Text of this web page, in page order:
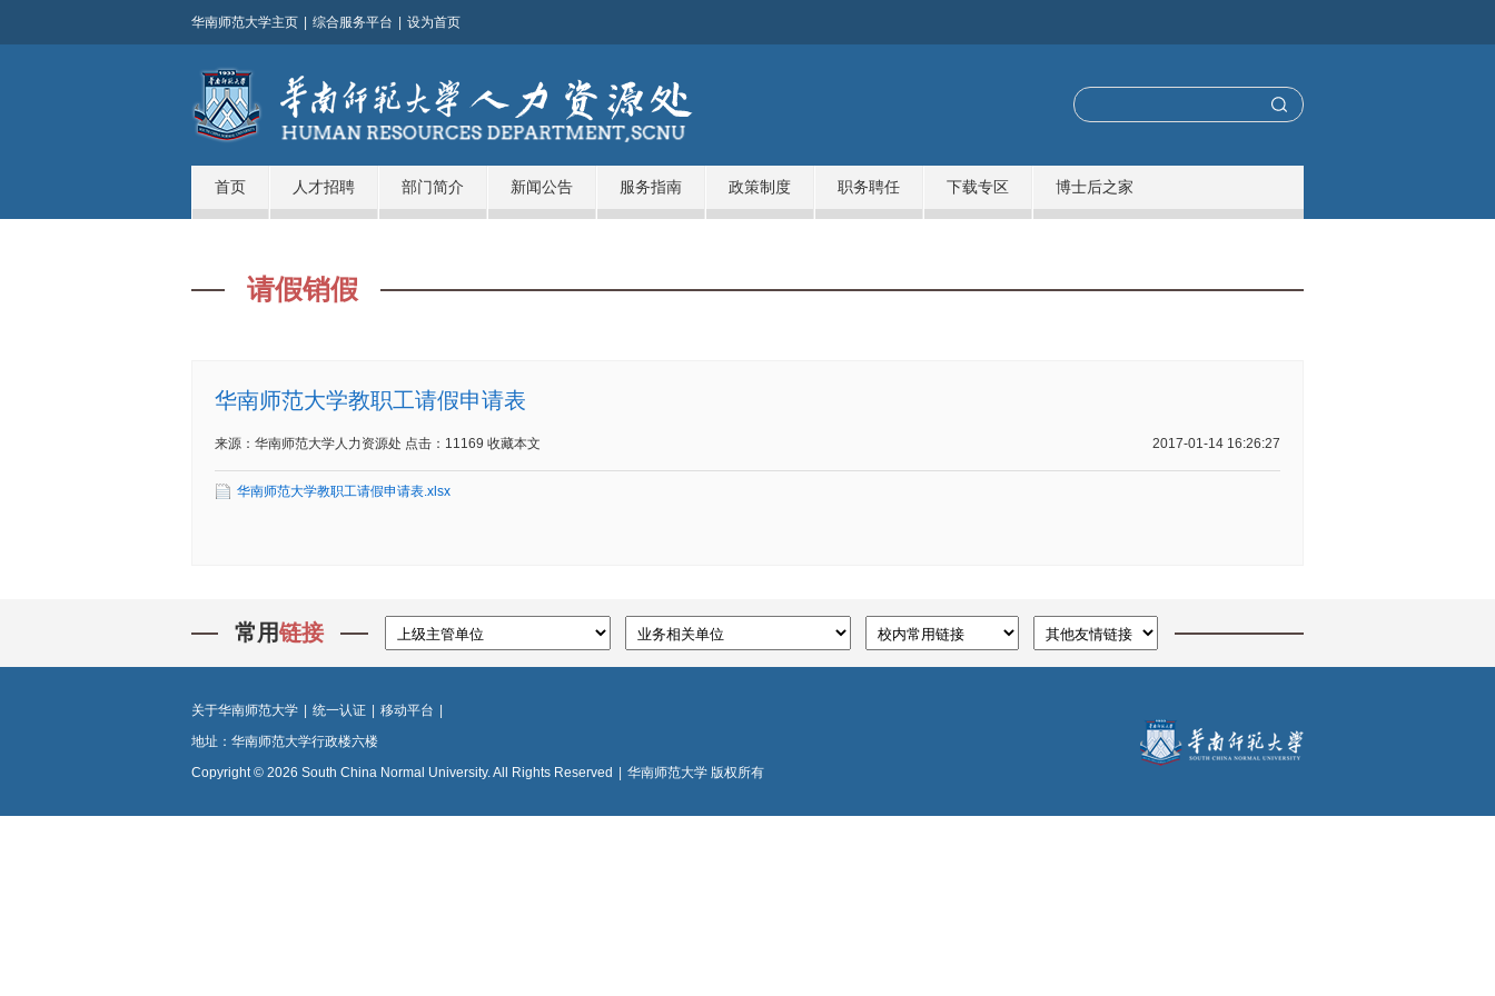
华南师范大学主页 综合服务平台 设为首页
首页 人才招聘 部门简介 新闻公告 服务指南 政策制度 职务聘任 下载专区 博士后之家
请假销假
华南师范大学教职工请假申请表
2017-01-14 16:26:27
来源：华南师范大学人力资源处 点击： 11169 收藏本文
华南师范大学教职工请假申请表.xlsx
常用链接
关于华南师范大学 统一认证 移动平台
地址：华南师范大学行政楼六楼
Copyright © 2026 South China Normal University. All Rights Reserved
华南师范大学 版权所有